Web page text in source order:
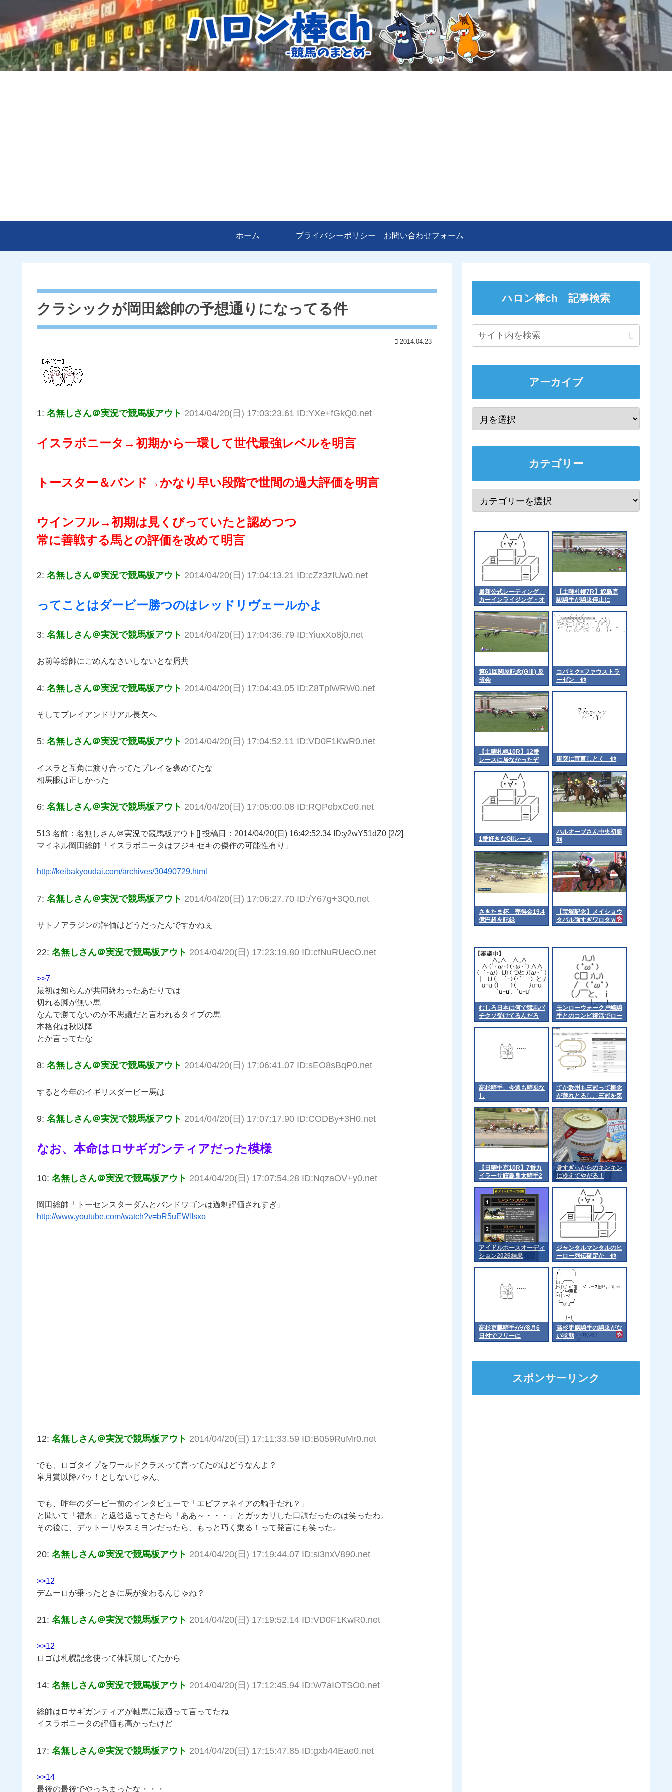
ホーム プライバシーポリシー お問い合わせフォーム
クラシックが岡田総帥の予想通りになってる件
2014.04.23
1: 名無しさん＠実況で競馬板アウト 2014/04/20(日) 17:03:23.61 ID:YXe+fGkQ0.net
イスラボニータ→初期から一環して世代最強レベルを明言
トースター＆バンド→かなり早い段階で世間の過大評価を明言
ウインフル→初期は見くびっていたと認めつつ
常に善戦する馬との評価を改めて明言
2: 名無しさん＠実況で競馬板アウト 2014/04/20(日) 17:04:13.21 ID:cZz3zIUw0.net
ってことはダービー勝つのはレッドリヴェールかよ
3: 名無しさん＠実況で競馬板アウト 2014/04/20(日) 17:04:36.79 ID:YiuxXo8j0.net
お前等総帥にごめんなさいしないとな屑共
4: 名無しさん＠実況で競馬板アウト 2014/04/20(日) 17:04:43.05 ID:Z8TplWRW0.net
そしてプレイアンドリアル長欠へ
5: 名無しさん＠実況で競馬板アウト 2014/04/20(日) 17:04:52.11 ID:VD0F1KwR0.net
イスラと互角に渡り合ってたプレイを褒めてたな
相馬眼は正しかった
6: 名無しさん＠実況で競馬板アウト 2014/04/20(日) 17:05:00.08 ID:RQPebxCe0.net
513 名前：名無しさん＠実況で競馬板アウト[] 投稿日：2014/04/20(日) 16:42:52.34 ID:y2wY51dZ0 [2/2]
マイネル岡田総帥「イスラボニータはフジキセキの傑作の可能性有り」
http://keibakyoudai.com/archives/30490729.html
7: 名無しさん＠実況で競馬板アウト 2014/04/20(日) 17:06:27.70 ID:/Y67g+3Q0.net
サトノアラジンの評価はどうだったんですかねぇ
22: 名無しさん＠実況で競馬板アウト 2014/04/20(日) 17:23:19.80 ID:cfNuRUecO.net
>>7
最初は知らんが共同終わったあたりでは
切れる脚が無い馬
なんで勝てないのか不思議だと言われるタイプの馬
本格化は秋以降
とか言ってたな
8: 名無しさん＠実況で競馬板アウト 2014/04/20(日) 17:06:41.07 ID:sEO8sBqP0.net
すると今年のイギリスダービー馬は
9: 名無しさん＠実況で競馬板アウト 2014/04/20(日) 17:07:17.90 ID:CODBy+3H0.net
なお、本命はロサギガンティアだった模様
10: 名無しさん＠実況で競馬板アウト 2014/04/20(日) 17:07:54.28 ID:NqzaOV+y0.net
岡田総帥「トーセンスターダムとバンドワゴンは過剰評価されすぎ」
http://www.youtube.com/watch?v=bR5uEWlIsxo
12: 名無しさん＠実況で競馬板アウト 2014/04/20(日) 17:11:33.59 ID:B059RuMr0.net
でも、ロゴタイプをワールドクラスって言ってたのはどうなんよ？
皐月賞以降パッ！としないじゃん。
でも、昨年のダービー前のインタビューで「エピファネイアの騎手だれ？」
と聞いて「福永」と返答返ってきたら「ああ～・・・」とガッカリした口調だったのは笑ったわ。
その後に、デットーリやスミヨンだったら、もっと巧く乗る！って発言にも笑った。
20: 名無しさん＠実況で競馬板アウト 2014/04/20(日) 17:19:44.07 ID:si3nxV890.net
>>12
デムーロが乗ったときに馬が変わるんじゃね？
21: 名無しさん＠実況で競馬板アウト 2014/04/20(日) 17:19:52.14 ID:VD0F1KwR0.net
>>12
ロゴは札幌記念使って体調崩してたから
14: 名無しさん＠実況で競馬板アウト 2014/04/20(日) 17:12:45.94 ID:W7aIOTSO0.net
総帥はロサギガンティアが軸馬に最適って言ってたね
イスラボニータの評価も高かったけど
17: 名無しさん＠実況で競馬板アウト 2014/04/20(日) 17:15:47.85 ID:gxb44Eae0.net
>>14
最後の最後でやっちまったな・・・
ハロン棒ch 記事検索
アーカイブ
カテゴリー
最新公式レーティング、
カーインライジング・オ
ンブズマン131、メイシ
ョウタバル123
【土曜札幌7R】鮫島克
駿騎手が騎乗停止に
第61回関屋記念(GⅢ) 反
省会
コバミク×ファウストラ
ーゼン 他
【土曜札幌10R】12番
レースに居なかったぞ
唐突に宣言しとく 他
1番好きなGIIレース
ハルオーブさん中央初勝
利
さきたま杯 売得金19.4
億円超を記録
【宝塚記念】メイショウ
タバル強すぎワロタｗｗ
ｗ
むしろ日本は何で競馬バ
チクソ受けてるんだろ
モンローウォーク戸崎騎
手とのコンビ復活でロー
ズSへ 他
高杉騎手、今週も騎乗な
し
てか欧州も三冠って概念
が薄れとるし、三冠を気
にするのは日本くらいに
なるんやろか 他
【日曜中京10R】7番カ
イラーサ鮫島良太騎手2
着
暑すぎぃからのキンキン
に冷えてやがる！
アイドルホースオーディ
ション2026結果
ジャンタルマンタルのヒ
ーロー列伝確定か 他
高杉吏麒騎手がが8月6
日付でフリーに
高杉吏麒騎手の騎乗がな
い状態
スポンサーリンク